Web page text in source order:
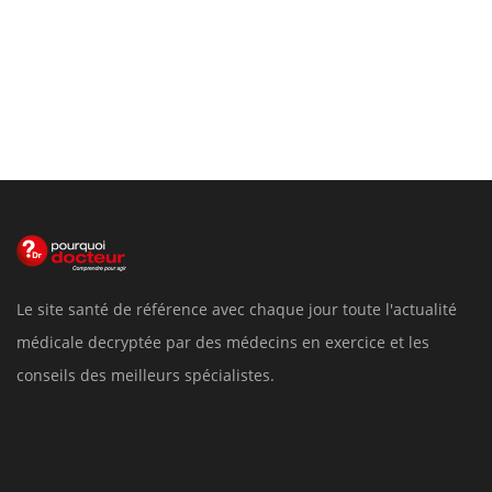
Le site santé de référence avec chaque jour toute l'actualité
médicale decryptée par des médecins en exercice et les
conseils des meilleurs spécialistes.